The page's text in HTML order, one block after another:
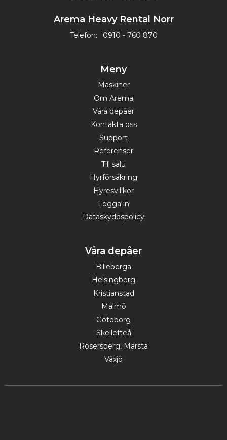
Arema Heavy Rental Norr
Telefon: 0910 - 760 870
Meny
Maskiner
Om Arema
Våra depåer
Kontakta oss
Support
Referenser
Till salu
Hyrförsäkring
Hyresvillkor
Logga in
Dataskyddspolicy
Våra depåer
Billeberga
Helsingborg
Kristianstad
Malmö
Göteborg
Skellefteå
Rosersberg, Märsta
Växjö